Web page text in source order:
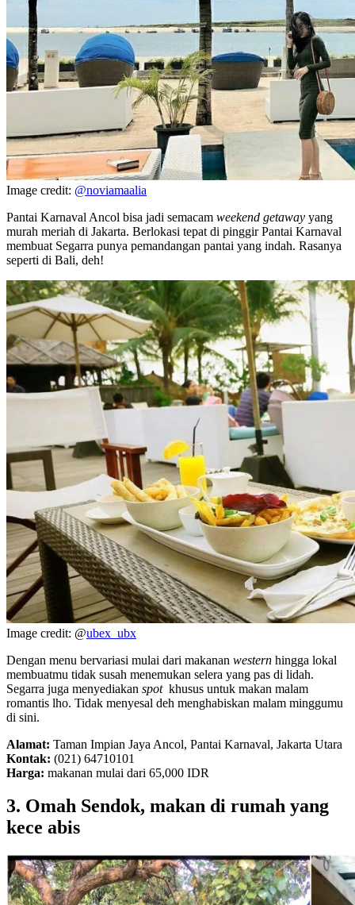
Image credit: @noviamaalia
Pantai Karnaval Ancol bisa jadi semacam weekend getaway yang
murah meriah di Jakarta. Berlokasi tepat di pinggir Pantai Karnaval
membuat Segarra punya pemandangan pantai yang indah. Rasanya
seperti di Bali, deh!
Image credit: @ubex_ubx
Dengan menu bervariasi mulai dari makanan western hingga lokal
membuatmu tidak susah menemukan selera yang pas di lidah.
Segarra juga menyediakan spot khusus untuk makan malam
romantis lho. Tidak menyesal deh menghabiskan malam minggumu
di sini.
Alamat: Taman Impian Jaya Ancol, Pantai Karnaval, Jakarta Utara
Kontak: (021) 64710101
Harga: makanan mulai dari 65,000 IDR
3. Omah Sendok, makan di rumah yang
kece abis